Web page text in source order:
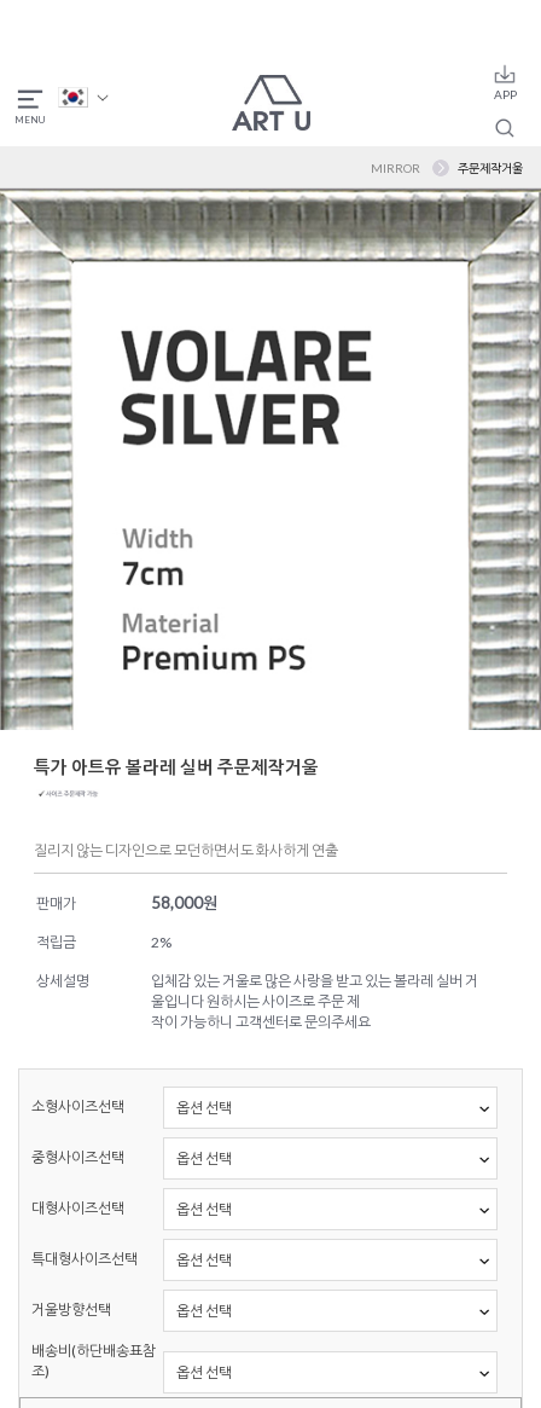
MIRROR 주문제작거울
특가 아트유 볼라레 실버 주문제작거울
질리지 않는 디자인으로 모던하면서도 화사하게 연출
판매가 58,000원
적립금 2%
상세설명
입체감 있는 거울로 많은 사랑을 받고 있는 볼라레 실버 거
울입니다 원하시는 사이즈로 주문 제
작이 가능하니 고객센터로 문의주세요
소형사이즈선택
중형사이즈선택
대형사이즈선택
특대형사이즈선택
거울방향선택
배송비(하단배송표참
조)